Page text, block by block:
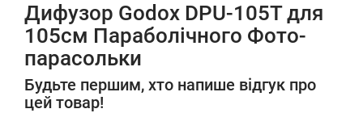
Дифузор Godox DPU-105T для
105см Параболічного Фото-
парасольки
Будьте першим, хто напише відгук про
цей товар!